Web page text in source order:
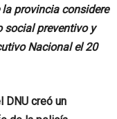
provincia considere
social preventivo y
Nacional el 20
DNU creó un